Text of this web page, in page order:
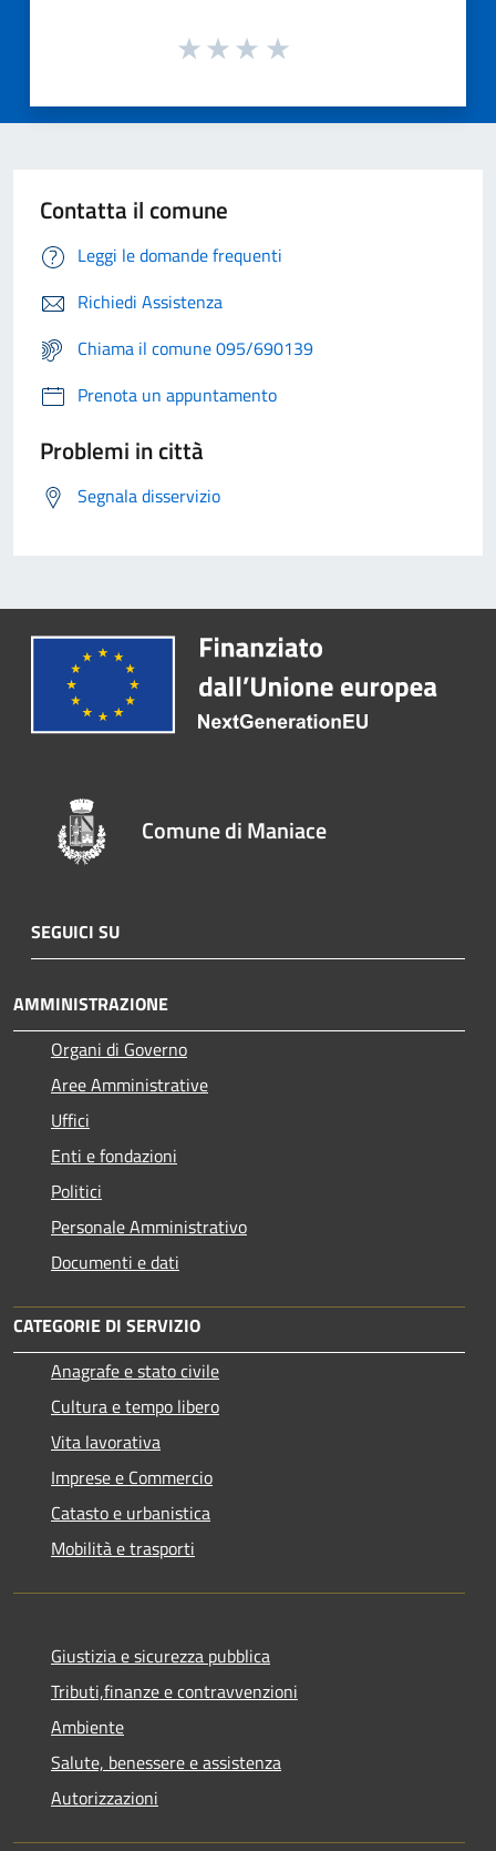
Contatta il comune
Leggi le domande frequenti
Richiedi Assistenza
Chiama il comune 095/690139
Prenota un appuntamento
Problemi in città
Segnala disservizio
Comune di Maniace
SEGUICI SU
AMMINISTRAZIONE
Organi di Governo
Aree Amministrative
Uffici
Enti e fondazioni
Politici
Personale Amministrativo
Documenti e dati
CATEGORIE DI SERVIZIO
Anagrafe e stato civile
Cultura e tempo libero
Vita lavorativa
Imprese e Commercio
Catasto e urbanistica
Mobilità e trasporti
Giustizia e sicurezza pubblica
Tributi,finanze e contravvenzioni
Ambiente
Salute, benessere e assistenza
Autorizzazioni